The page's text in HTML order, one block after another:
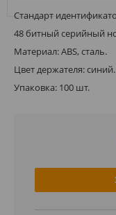
Стандарт
48 битный серийный
Материал: ABS, сталь.
Цвет держателя: синий.
Упаковка: 100 шт.